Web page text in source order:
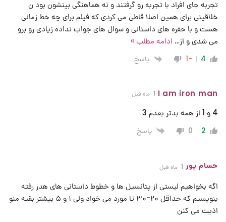
تجربه جای افراد با تجربه رو گرفتند و نه هماهنگی بینشون بود ن
خلاقیتی برای همین اصلا قاطی می کردی که فیلم برای چه خط زمانی
هست و با حفره های داستانی و سوال های جواب نداده زیادی رو برو
می شدی و از… ادامه مطلب »
4
-1 پاسخ
I am iron man 1 ماه قبل
4 و 1 از همه بدتر بعدم 3
2
0 پاسخ
حسام پور 1 ماه قبل
اگه بخواهیم لیستی از پتانسیل ها و خطوط داستانی های هدر رفته
بنویسیم که حداقل ۲۰-۳۰ تا مورد می خواد ولی ۱ و ۵ بیشتر بقیه منو
اذیت می کنن